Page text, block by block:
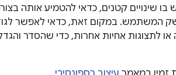
שינויים קטנים, כדאי להטמיע אותה
המשתמש. במקום זאת, כדאי לאפשר
לתצוגות אחיות אחרות, כדי שהסדר